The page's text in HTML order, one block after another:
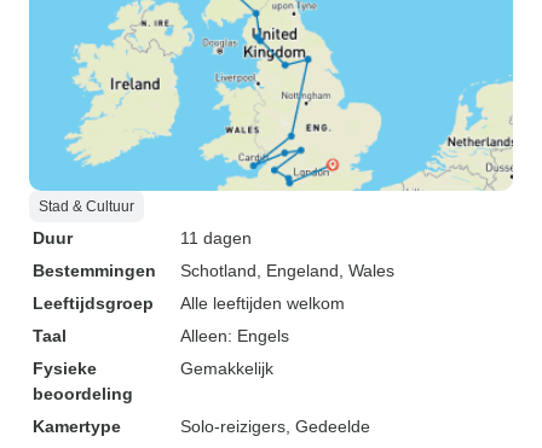
Stad & Cultuur
Duur
11 dagen
Bestemmingen
Schotland , Engeland , Wales
Leeftijdsgroep
Alle leeftijden welkom
Taal
Alleen: Engels
Fysieke
beoordeling
Gemakkelijk
Kamertype
Solo-reizigers, Gedeelde